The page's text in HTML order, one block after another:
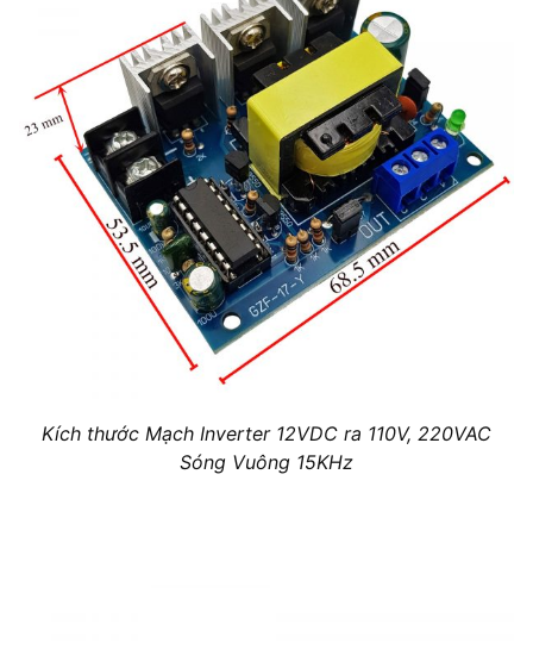
Kích thước Mạch Inverter 12VDC ra 110V, 220VAC
Sóng Vuông 15KHz